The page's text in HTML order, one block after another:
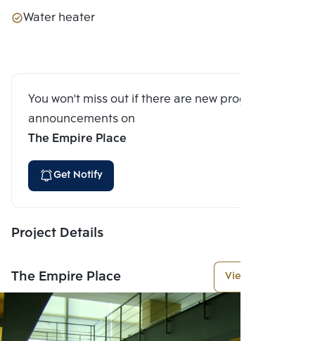
Water heater
You won't miss out if there are new program
announcements on
The Empire Place
Get Notify
Project Details
The Empire Place View More